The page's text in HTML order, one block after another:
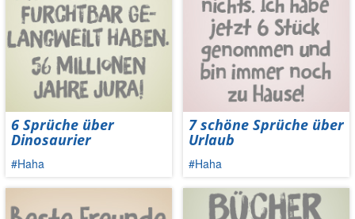
6 Sprüche über
Dinosaurier
#Haha
7 schöne Sprüche über
Urlaub
#Haha